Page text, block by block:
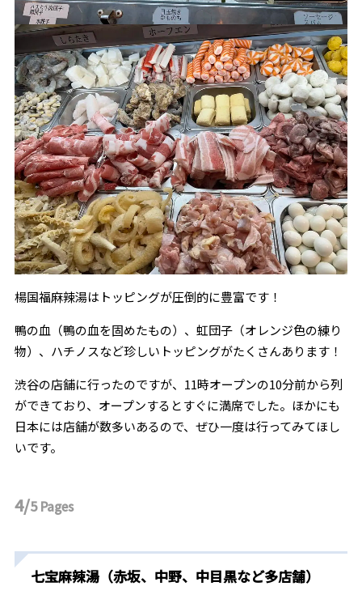
楊国福麻辣湯はトッピングが圧倒的に豊富です！
鴨の血（鴨の血を固めたもの）、虹団子（オレンジ色の練り
物）、ハチノスなど珍しいトッピングがたくさんあります！
渋谷の店舗に行ったのですが、11時オープンの10分前から列
ができており、オープンするとすぐに満席でした。ほかにも
日本には店舗が数多いあるので、ぜひ一度は行ってみてほし
いです。
4/5Pages
七宝麻辣湯（赤坂、中野、中目黒など多店舗）